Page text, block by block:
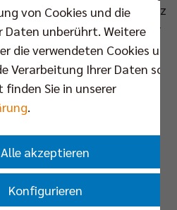
mir in dieser Saison ganz
Aber in den Playoffs wart ihr
Zur Stelle zu sein, wenn es
auf Lüneburg müssen wir
besser aufpassen.
Die leichten Zweifel
und an deren Stelle
Dekade: „Ich
auf der Meisterschale
Das wäre seit zehn Jahren
nur einmal Berlin Recycling
von Cookies und die
Daten unberührt. Weitere
die verwendeten Cookies und
Verarbeitung Ihrer Daten
Sie in unserer
.
Alle akzeptieren
Konfigurieren